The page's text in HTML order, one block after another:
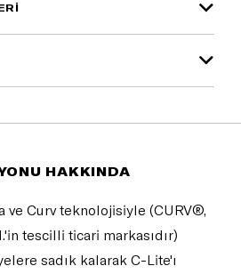
HAKKINDA
ve Curv teknolojisiyle (CURV®,
tescilli ticari markasıdır)
sadık kalarak C-Lite'ı